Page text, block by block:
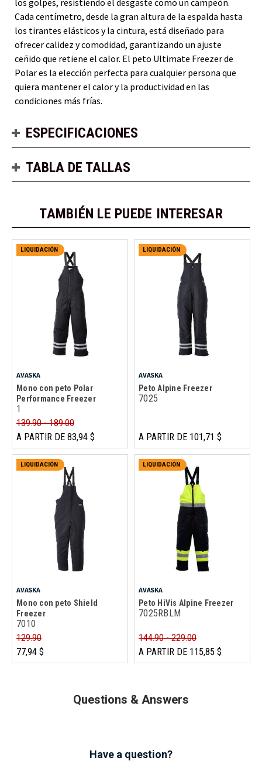
Cada centímetro, desde la gran altura de la espalda hasta
los tirantes elásticos y la cintura, está diseñado para
ofrecer calidez y comodidad, garantizando un ajuste
ceñido que retiene el calor. El peto Ultimate Freezer de
Polar es la elección perfecta para cualquier persona que
quiera mantener el calor y la productividad en las
condiciones más frías.
ESPECIFICACIONES
TABLA DE TALLAS
TAMBIÉN LE PUEDE INTERESAR
LIQUIDACIÓN
AVASKA
Mono con peto Polar
Performance Freezer
1
139.90 - 189.00
A PARTIR DE 83,94 $
LIQUIDACIÓN
AVASKA
Peto Alpine Freezer
7025
A PARTIR DE 101,71 $
LIQUIDACIÓN
AVASKA
Mono con peto Shield
Freezer
7010
129.90
77,94 $
LIQUIDACIÓN
AVASKA
Peto HiVis Alpine Freezer
7025RBLM
144.90 - 229.00
A PARTIR DE 115,85 $
Questions & Answers
Have a question?